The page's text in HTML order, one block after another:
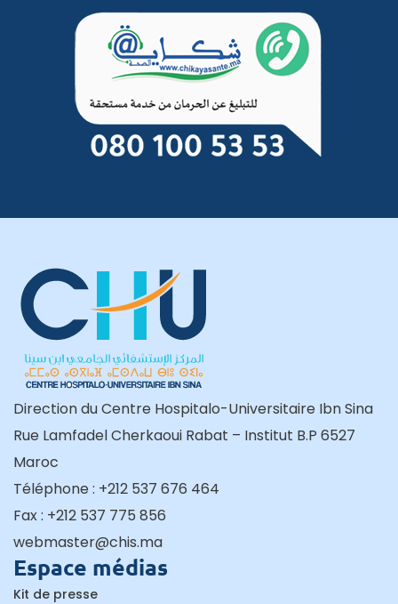
Direction du Centre Hospitalo-Universitaire Ibn Sina
Rue Lamfadel Cherkaoui Rabat – Institut B.P 6527
Maroc
Téléphone : +212 537 676 464
Fax : +212 537 775 856
webmaster@chis.ma
Espace médias
Kit de presse